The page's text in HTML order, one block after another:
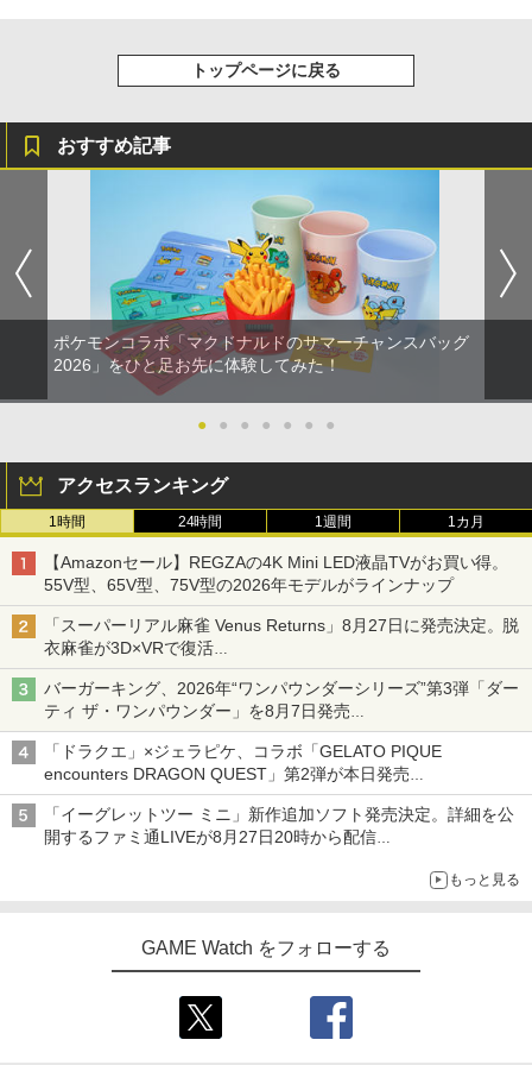
トップページに戻る
おすすめ記事
ポケモンコラボ「マクドナルドのサマーチャンスバッグ
2026」をひと足お先に体験してみた！
● ● ● ● ● ● ●
アクセスランキング
1時間 24時間 1週間 1カ月
【Amazonセール】REGZAの4K Mini LED液晶TVがお買い得。
55V型、65V型、75V型の2026年モデルがラインナップ
「スーパーリアル麻雀 Venus Returns」8月27日に発売決定。脱
衣麻雀が3D×VRで復活
発売から2週間は20%オフになるセールが実施
バーガーキング、2026年“ワンパウンダーシリーズ”第3弾「ダー
ティ ザ・ワンパウンダー」を8月7日発売
「特製ガーリックマヨソース」を使用した超大型チーズバーガー
「ドラクエ」×ジェラピケ、コラボ「GELATO PIQUE
encounters DRAGON QUEST」第2弾が本日発売
アイスカップに入ったスライムやわたぼう、ベビーサタンなどが
オリジナルアートで登場
「イーグレットツー ミニ」新作追加ソフト発売決定。詳細を公
開するファミ通LIVEが8月27日20時から配信
もっと見る
GAME Watch をフォローする